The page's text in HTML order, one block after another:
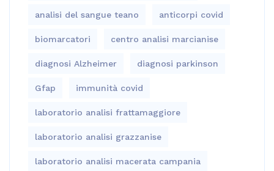
analisi del sangue teano anticorpi covid
biomarcatori centro analisi marcianise
diagnosi Alzheimer diagnosi parkinson
Gfap immunità covid
laboratorio analisi frattamaggiore
laboratorio analisi grazzanise
laboratorio analisi macerata campania